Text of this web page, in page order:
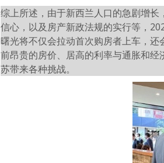
综上所述，由于新西兰人口的急剧增
信心，以及房产新政法规的实行等，
曙光将不仅会拉动首次购房者上车，
前昂贵的房价、居高的利率与通胀和
苏带来各种挑战。